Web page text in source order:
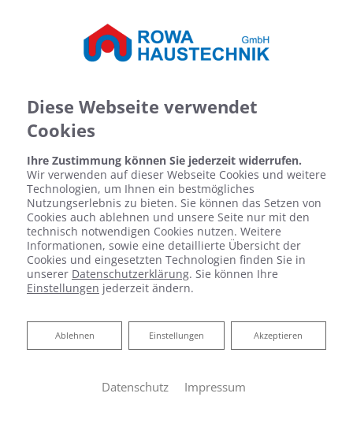
Bäder für jedes Budget
Diese Webseite verwendet
Cookies
Ihre Zustimmung können Sie jederzeit widerrufen.
Wir verwenden auf dieser Webseite Cookies und weitere
Technologien, um Ihnen ein bestmögliches
Nutzungserlebnis zu bieten. Sie können das Setzen von
Cookies auch ablehnen und unsere Seite nur mit den
technisch notwendigen Cookies nutzen. Weitere
Informationen, sowie eine detaillierte Übersicht der
Cookies und eingesetzten Technologien finden Sie in
unserer Datenschutzerklärung. Sie können Ihre
Einstellungen jederzeit ändern.
Akzeptieren
Einstellungen
Ablehnen
Ablehnen
Datenschutz Impressum